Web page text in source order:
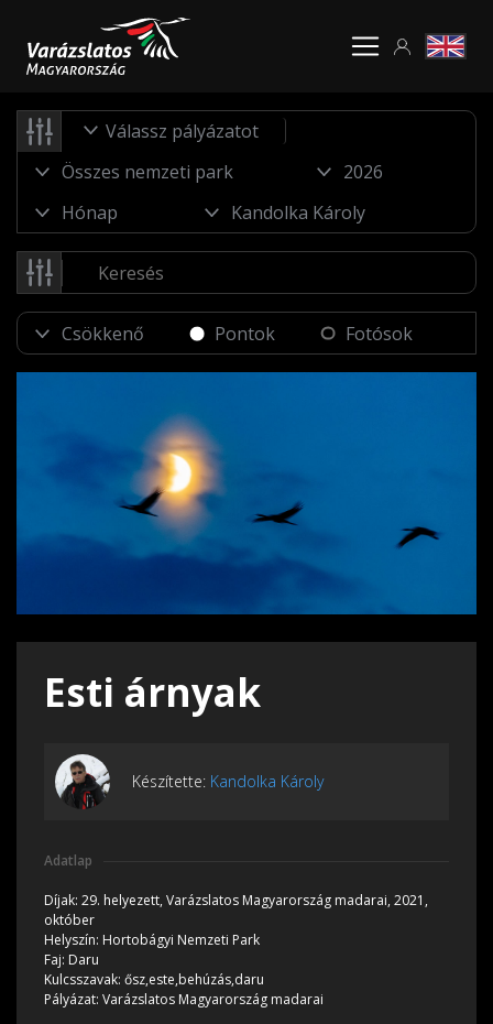
Válassz pályázatot
Pontok Fotósok
Esti árnyak
Készítette: Kandolka Károly
Adatlap
Díjak: 29. helyezett, Varázslatos Magyarország madarai, 2021,
október
Helyszín: Hortobágyi Nemzeti Park
Faj: Daru
Kulcsszavak: ősz,este,behúzás,daru
Pályázat: Varázslatos Magyarország madarai